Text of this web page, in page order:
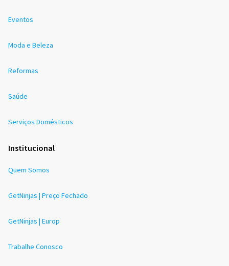
Eventos
Moda e Beleza
Reformas
Saúde
Serviços Domésticos
Institucional
Quem Somos
GetNinjas | Preço Fechado
GetNinjas | Europ
Trabalhe Conosco